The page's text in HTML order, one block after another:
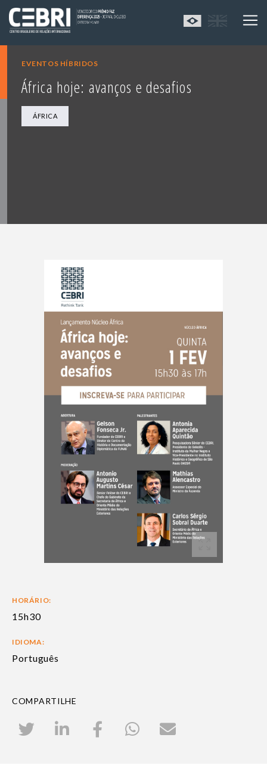
EVENTOS HÍBRIDOS
África hoje: avanços e desafios
ÁFRICA
HORÁRIO:
15h30
IDIOMA:
Português
COMPARTILHE